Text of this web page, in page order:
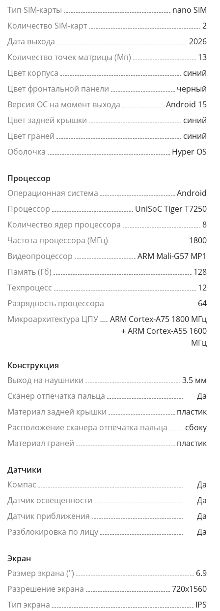
Тип SIM-карты
nano SIM
Количество SIM-карт
2
Дата выхода
2026
Количество точек матрицы (Мп)
13
Цвет корпуса
синий
Цвет фронтальной панели
черный
Версия ОС на момент выхода
Android 15
Цвет задней крышки
синий
Цвет граней
синий
Оболочка
Hyper OS
Процессор
Операционная система
Android
Процессор
UniSoC Tiger T7250
Количество ядер процессора
8
Частота процессора (МГц)
1800
Видеопроцессор
ARM Mali-G57 MP1
Память (Гб)
128
Техпроцесс
12
Разрядность процессора
64
Микроархитектура ЦПУ
ARM Cortex-A75 1800 МГц
+ ARM Cortex-A55 1600
МГц
Конструкция
Выход на наушники
3.5 мм
Сканер отпечатка пальца
Да
Материал задней крышки
пластик
Расположение сканера отпечатка пальца
сбоку
Материал граней
пластик
Датчики
Компас
Да
Датчик освещенности
Да
Датчик приближения
Да
Разблокировка по лицу
Да
Экран
Размер экрана (")
6.9
Разрешение экрана
720x1560
Тип экрана
IPS